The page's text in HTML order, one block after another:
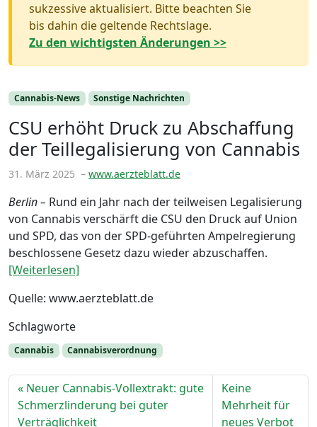
sukzessive aktualisiert. Bitte beachten Sie
bis dahin die geltende Rechtslage.
Zu den wichtigsten Änderungen >>
Cannabis-News Sonstige Nachrichten
CSU erhöht Druck zu Abschaffung
der Teillegalisierung von Cannabis
31. März 2025 – www.aerzteblatt.de
Berlin – Rund ein Jahr nach der teilweisen Legalisierung
von Cannabis verschärft die CSU den Druck auf Union
und SPD, das von der SPD-geführten Ampelregierung
beschlossene Gesetz dazu wieder abzuschaffen.
[Weiterlesen]
Quelle: www.aerzteblatt.de
Schlagworte
Cannabis Cannabisverordnung
Neuer Cannabis-Vollextrakt: gute
Schmerzlinderung bei guter
Verträglichkeit
Keine
Mehrheit für
neues Verbot